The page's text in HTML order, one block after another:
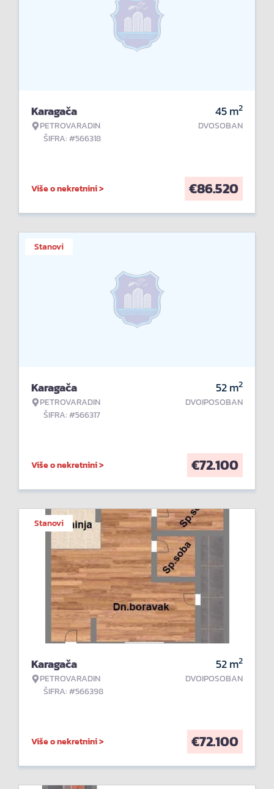
Karagača
PETROVARADIN
ŠIFRA: #566318
45m2
DVOSOBAN
Više o nekretnini > €86.520
Stanovi
Karagača
PETROVARADIN
ŠIFRA: #566317
52m2
DVOIPOSOBAN
Više o nekretnini > €72.100
Stanovi
Karagača
PETROVARADIN
ŠIFRA: #566398
52m2
DVOIPOSOBAN
Više o nekretnini > €72.100